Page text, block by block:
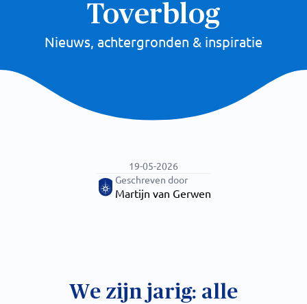
Toverblog
Nieuws, achtergronden & inspiratie
19-05-2026
Geschreven door
Martijn van Gerwen
We zijn jarig: alle